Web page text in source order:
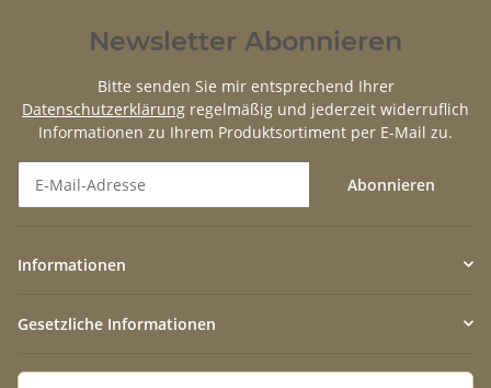
Newsletter Abonnieren
Bitte senden Sie mir entsprechend Ihrer
Datenschutzerklärung regelmäßig und jederzeit widerruflich
Informationen zu Ihrem Produktsortiment per E-Mail zu.
Abonnieren
Informationen
Gesetzliche Informationen